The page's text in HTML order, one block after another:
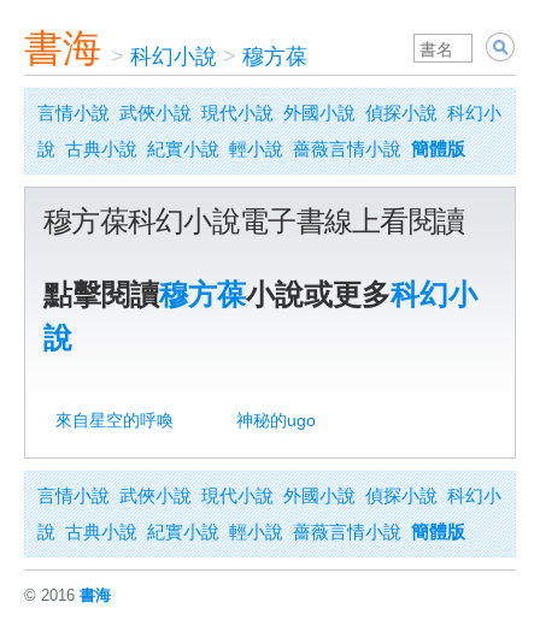
書海 > 科幻小說 > 穆方葆
言情小說 武俠小說 現代小說 外國小說 偵探小說 科幻小
說 古典小說 紀實小說 輕小說 薔薇言情小說 簡體版
穆方葆科幻小說電子書線上看閱讀
點擊閱讀穆方葆小說或更多科幻小
說
來自星空的呼喚 神秘的ugo
言情小說 武俠小說 現代小說 外國小說 偵探小說 科幻小
說 古典小說 紀實小說 輕小說 薔薇言情小說 簡體版
© 2016 書海